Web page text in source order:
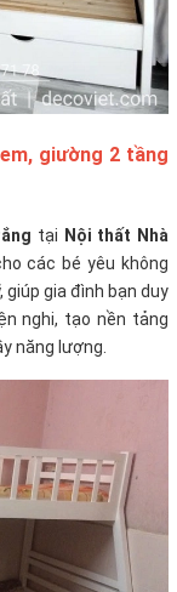
giường 2 tầng
tại Nội thất Nhà
các bé yêu không
gia đình bạn duy
nghi, tạo nền tảng
năng lượng.